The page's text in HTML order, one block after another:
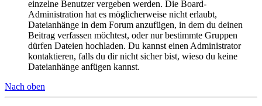
einzelne Benutzer vergeben werden. Die Board-
Administration hat es möglicherweise nicht erlaubt,
Dateianhänge in dem Forum anzufügen, in dem du deinen
Beitrag verfassen möchtest, oder nur bestimmte Gruppen
dürfen Dateien hochladen. Du kannst einen Administrator
kontaktieren, falls du dir nicht sicher bist, wieso du keine
Dateianhänge anfügen kannst.
Nach oben